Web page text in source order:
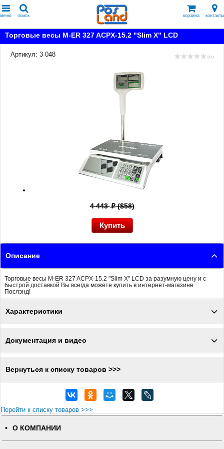
меню поиск корзина контакты
Торговые весы M-ER 327 ACPX-15.2 "Slim X" LCD
Артикул: 3 048 ( 0 )
4 443p($58)
Описание
Торговые весы M-ER 327 ACPX-15.2 "Slim X" LCD за разумную цену и с
быстрой доставкой Вы всегда можете купить в интернет-магазине
Послэнд!
Характеристики
Документация и видео
Вернуться к списку товаров >>>
Перейти к списку товаров >>>
О КОМПАНИИ